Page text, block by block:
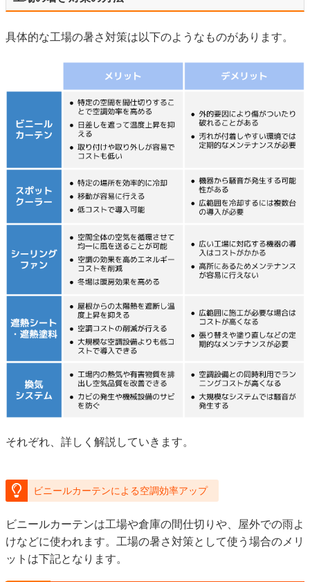
具体的な工場の暑さ対策は以下のようなものがあります。
それぞれ、詳しく解説していきます。
ビニールカーテンによる空調効率アップ
ビニールカーテンは工場や倉庫の間仕切りや、屋外での雨よ
けなどに使われます。工場の暑さ対策として使う場合のメリ
ットは下記となります。